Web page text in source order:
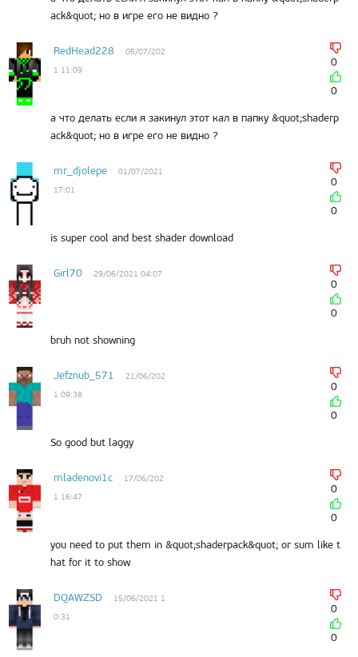
ack&quot; но в игре его не видно ?
RedHead228
05/07/202
1 11:09
0
0
а что делать если я закинул этот кал в папку &quot;shaderp
ack&quot; но в игре его не видно ?
mr_djolepe
01/07/2021
17:01
0
0
is super cool and best shader download
Girl70 29/06/2021 04:07
0
0
bruh not showning
Jefznub_571
21/06/202
1 09:38
0
0
So good but laggy
mladenovi1c
17/06/202
1 16:47
0
0
you need to put them in &quot;shaderpack&quot; or sum like t
hat for it to show
DQAWZSD
15/06/2021 1
0:31
0
0